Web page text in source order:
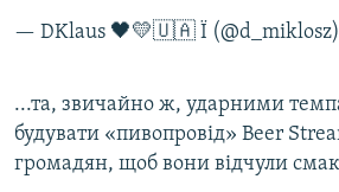
— DKlaus 🖤💛🇺🇦 Ї (@d_miklosz)
...та, звичайно ж, ударними
будувати «пивопровід» Beer
громадян, щоб вони відчули